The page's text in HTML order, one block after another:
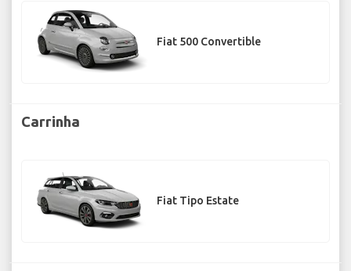
Fiat 500 Convertible
Carrinha
Fiat Tipo Estate